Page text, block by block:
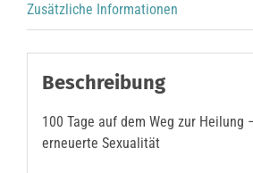
Zusätzliche Informationen
Beschreibung
100 Tage auf dem Weg zur Heilung
erneuerte Sexualität